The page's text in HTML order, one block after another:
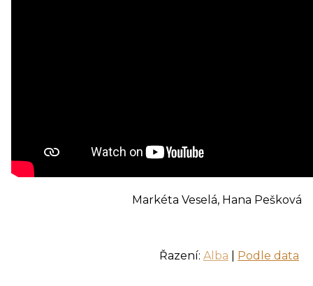
Markéta Veselá, Hana Pešková
Řazení: Alba Podle data